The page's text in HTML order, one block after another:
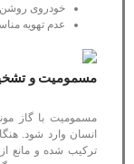
خودروی روشن
عدم تهویه
مسمومیت و
مسمومیت با گاز
انسان وارد شود.
ترکیب شده و مانع